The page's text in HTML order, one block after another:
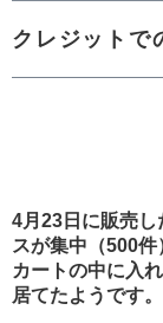
クレジットで
4月23日に販売し
スが集中（500件
カートの中に入
居てたようです。